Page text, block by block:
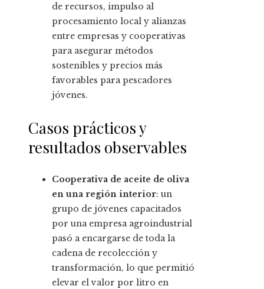
de recursos, impulso al
procesamiento local y alianzas
entre empresas y cooperativas
para asegurar métodos
sostenibles y precios más
favorables para pescadores
jóvenes.
Casos prácticos y
resultados observables
Cooperativa de aceite de oliva
en una región interior: un
grupo de jóvenes capacitados
por una empresa agroindustrial
pasó a encargarse de toda la
cadena de recolección y
transformación, lo que permitió
elevar el valor por litro en